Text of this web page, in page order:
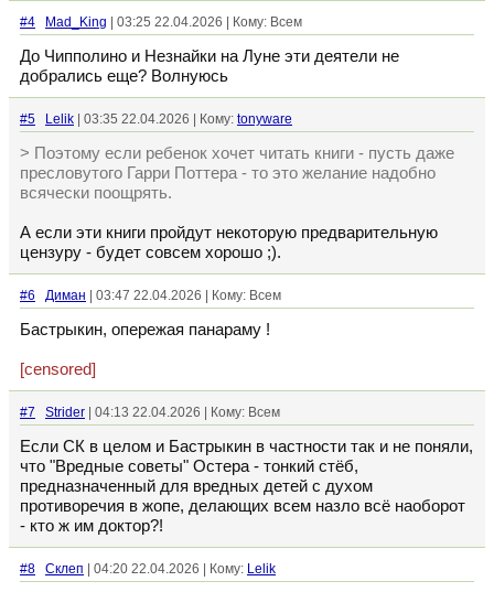
#4 Mad_King | 03:25 22.04.2026 | Кому: Всем
До Чипполино и Незнайки на Луне эти деятели не
добрались еще? Волнуюсь
#5 Lelik | 03:35 22.04.2026 | Кому: tonyware
> Поэтому если ребенок хочет читать книги - пусть даже
пресловутого Гарри Поттера - то это желание надобно
всячески поощрять.
А если эти книги пройдут некоторую предварительную
цензуру - будет совсем хорошо ;).
#6 Диман | 03:47 22.04.2026 | Кому: Всем
Бастрыкин, опережая панараму !
[censored]
#7 Strider | 04:13 22.04.2026 | Кому: Всем
Если СК в целом и Бастрыкин в частности так и не поняли,
что "Вредные советы" Остера - тонкий стёб,
предназначенный для вредных детей с духом
противоречия в жопе, делающих всем назло всё наоборот
- кто ж им доктор?!
#8 Склеп | 04:20 22.04.2026 | Кому: Lelik